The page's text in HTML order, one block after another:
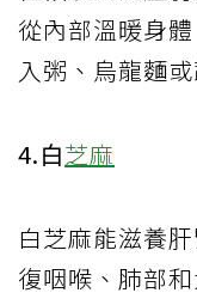
從內部溫暖身
入粥、烏龍麵
4.白芝麻
白芝麻能滋養
復咽喉、肺部